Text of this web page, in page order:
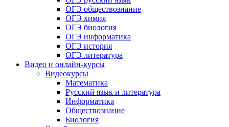
ОГЭ обществознание
ОГЭ химия
ОГЭ биология
ОГЭ информатика
ОГЭ история
ОГЭ литература
Видео и онлайн-курсы
Видеокурсы
Математика
Русский язык и литература
Информатика
Обществознание
Биология